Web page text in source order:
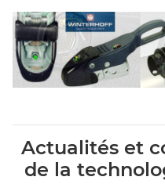
Actualités et
de la